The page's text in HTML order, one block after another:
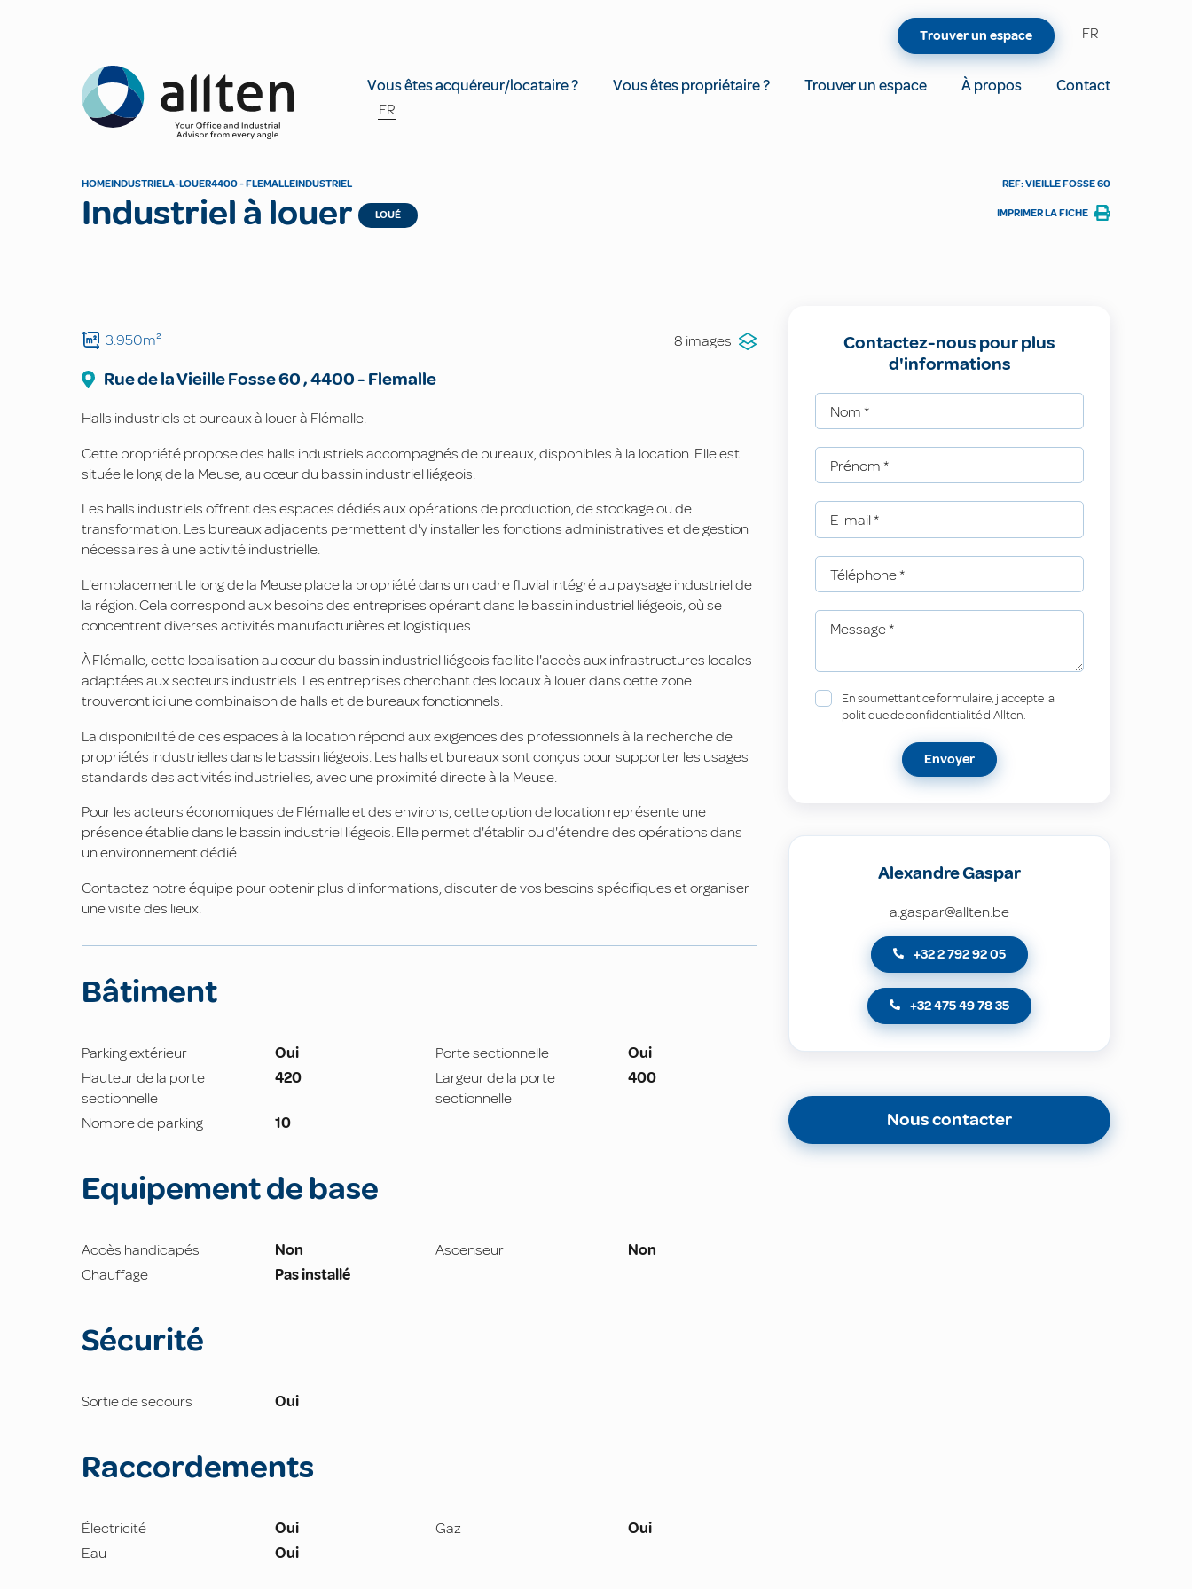
Allten
Vous êtes acquéreur/locataire ? Vous êtes propriétaire ? Trouver un espace À propos
Contact
FR
Trouver un espace FR
HOMEINDUSTRIELA-LOUER4400 - FLEMALLEINDUSTRIEL
Industriel à louer LOUÉ
REF: VIEILLE FOSSE 60
IMPRIMER LA FICHE
3.950m² 8 images
Rue de la Vieille Fosse60,4400- Flemalle
Halls industriels et bureaux à louer à Flémalle.
Cette propriété propose des halls industriels accompagnés de bureaux, disponibles à la location. Elle est
située le long de la Meuse, au cœur du bassin industriel liégeois.
Les halls industriels offrent des espaces dédiés aux opérations de production, de stockage ou de
transformation. Les bureaux adjacents permettent d'y installer les fonctions administratives et de gestion
nécessaires à une activité industrielle.
L'emplacement le long de la Meuse place la propriété dans un cadre fluvial intégré au paysage industriel de
la région. Cela correspond aux besoins des entreprises opérant dans le bassin industriel liégeois, où se
concentrent diverses activités manufacturières et logistiques.
À Flémalle, cette localisation au cœur du bassin industriel liégeois facilite l'accès aux infrastructures locales
adaptées aux secteurs industriels. Les entreprises cherchant des locaux à louer dans cette zone
trouveront ici une combinaison de halls et de bureaux fonctionnels.
La disponibilité de ces espaces à la location répond aux exigences des professionnels à la recherche de
propriétés industrielles dans le bassin liégeois. Les halls et bureaux sont conçus pour supporter les usages
standards des activités industrielles, avec une proximité directe à la Meuse.
Pour les acteurs économiques de Flémalle et des environs, cette option de location représente une
présence établie dans le bassin industriel liégeois. Elle permet d'établir ou d'étendre des opérations dans
un environnement dédié.
Contactez notre équipe pour obtenir plus d'informations, discuter de vos besoins spécifiques et organiser
une visite des lieux.
Bâtiment
Parking extérieur Oui Porte sectionnelle
Oui
Hauteur de la porte
sectionnelle
420
Largeur de la porte
sectionnelle
400
Nombre de parking 10
Equipement de base
Accès handicapés Non Ascenseur
Non
Chauffage
Pas installé
Sécurité
Sortie de secours Oui
Raccordements
Électricité Oui Gaz
Oui
Eau
Oui
Contactez-nous pour plus
d'informations
Nom *
Prénom *
E-mail *
Téléphone*
Message*
En soumettant ce formulaire, j'accepte la
politique de confidentialité d'Allten.
Envoyer
Alexandre Gaspar
a.gaspar@allten.be
+32 2 792 92 05
+32 475 49 78 35
Nous contacter